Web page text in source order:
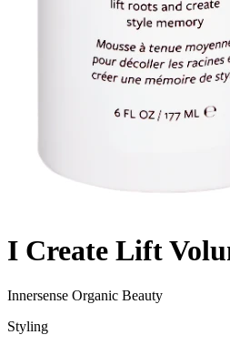
I Create Lift
Innersense Organic Beauty
Styling